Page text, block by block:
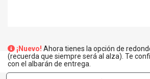
¡Nuevo! Ahora tienes la opción de
(recuerda que siempre será al alza). Te
con el albarán de entrega.